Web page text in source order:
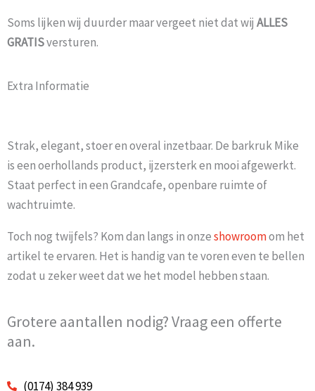
Soms lijken wij duurder maar vergeet niet dat wij ALLES
GRATISversturen.
Extra Informatie
Strak, elegant, stoer en overal inzetbaar. De barkruk Mike
is een oerhollands product, ijzersterk en mooi afgewerkt.
Staat perfect in een Grandcafe, openbare ruimte of
wachtruimte.
Toch nog twijfels? Kom dan langs in onzeshowroomom het
artikel te ervaren. Het is handig van te voren even te bellen
zodat u zeker weet dat we het model hebben staan.
Grotere aantallen nodig? Vraag een offerte
aan.
(0174) 384 939